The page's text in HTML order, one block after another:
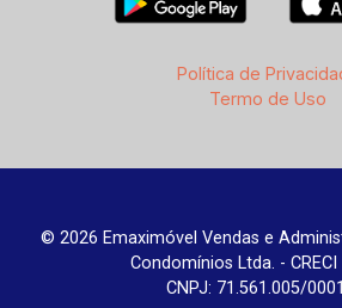
Política de
Termo de Uso
© 2026 Emaximóvel Vendas e
Condomínios Ltda. -
CNPJ: 71.561.005/